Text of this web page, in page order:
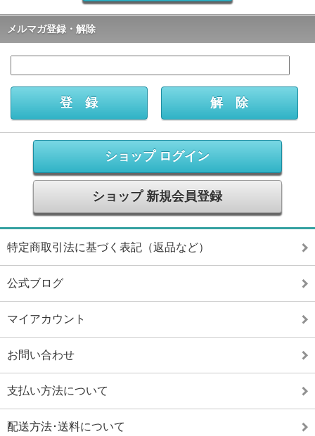
メルマガ登録・解除
ショップ ログイン
ショップ 新規会員登録
特定商取引法に基づく表記（返品など）
公式ブログ
マイアカウント
お問い合わせ
支払い方法について
配送方法･送料について